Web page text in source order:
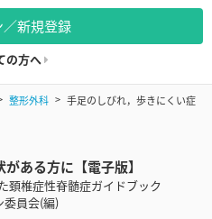
／新規登録
の方へ
整形外科
手足のしびれ，歩きにくい症
ある方に【電子版】
頚椎症性脊髄症ガイドブック
委員会(編)